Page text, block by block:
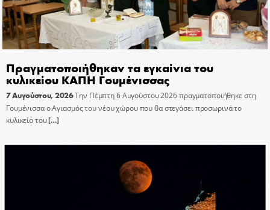
Πραγματοποιήθηκαν τα εγκαίνια του
κυλικείου ΚΑΠΗ Γουμένισσας
7 Αυγούστου, 2026Την Πέμπτη 6 Αυγούστου 2026 πραγματοποιήθηκε στη
Γουμένισσα ο Αγιασμός του νέου χώρου που θα στεγάσει προσωρινά το
κυλικείο του[…]